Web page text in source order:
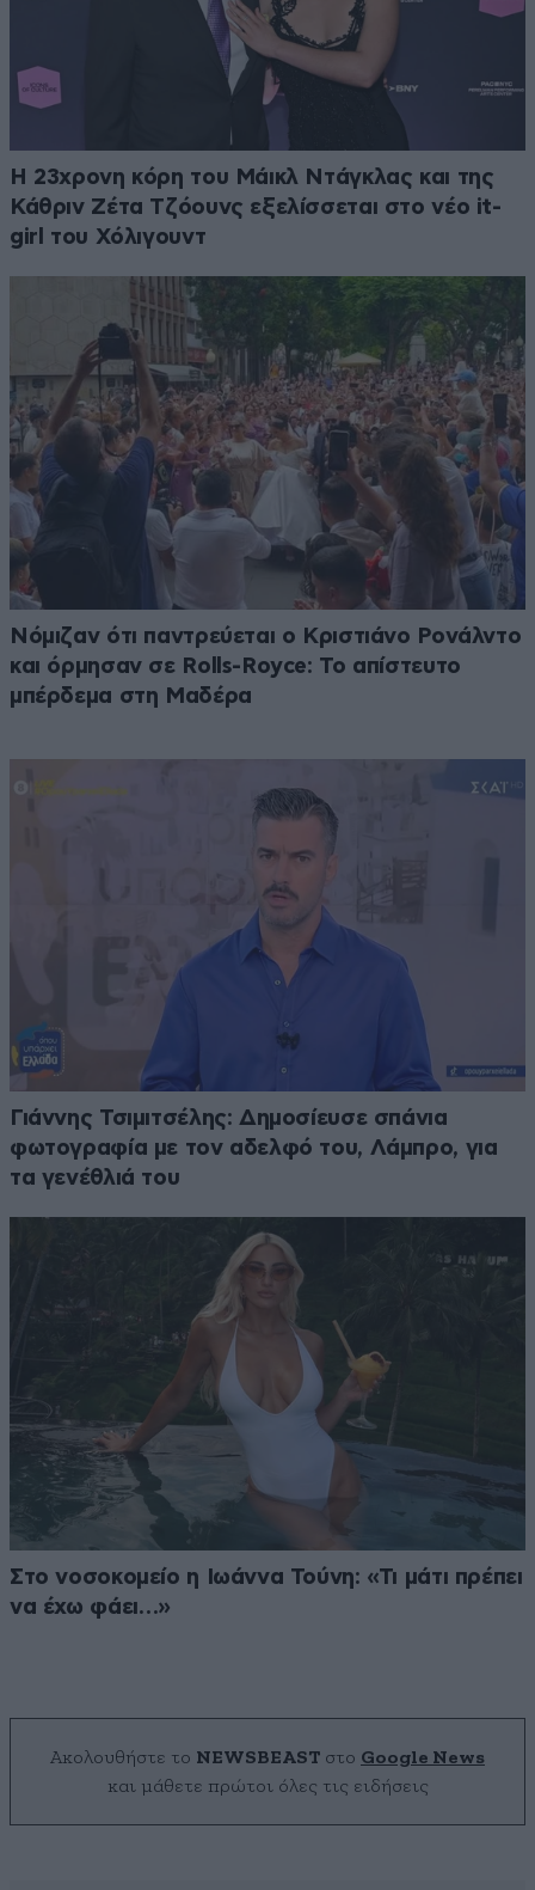
Η 23χρονη κόρη τoυ Μάικλ Ντάγκλας και της
Κάθριν Ζέτα Τζόουνς εξελίσσεται στο νέο it-
girl του Χόλιγουντ
Νόμιζαν ότι παντρεύεται ο Κριστιάνο Ρονάλντο
και όρμησαν σε Rolls-Royce: Το απίστευτο
μπέρδεμα στη Μαδέρα
Γιάννης Τσιμιτσέλης: Δημοσίευσε σπάνια
φωτογραφία με τον αδελφό του, Λάμπρο, για
τα γενέθλιά του
Στο νοσοκομείο η Ιωάννα Τούνη: «Τι μάτι πρέπει
να έχω φάει…»
Ακολουθήστε το NEWSBEAST στο Google News
και μάθετε πρώτοι όλες τις ειδήσεις